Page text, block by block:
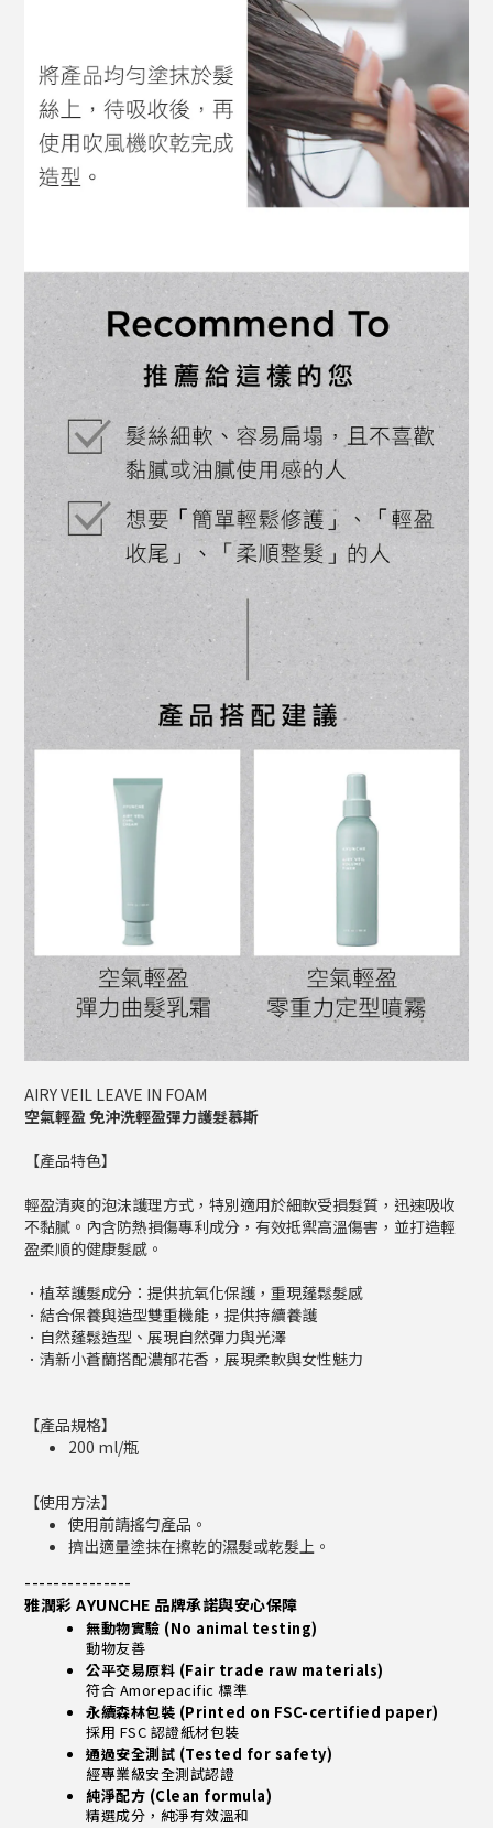
AIRY VEIL LEAVE IN FOAM
空氣輕盈 免沖洗輕盈彈力護髮慕斯
【產品特色】
輕盈清爽的泡沫護理方式，特別適用於細軟受損髮質，迅速吸收
不黏膩。內含防熱損傷專利成分，有效抵禦高溫傷害，並打造輕
盈柔順的健康髮感。
．植萃護髮成分：提供抗氧化保護，重現蓬鬆髮感
．結合保養與造型雙重機能，提供持續養護
．自然蓬鬆造型、展現自然彈力與光澤
．清新小蒼蘭搭配濃郁花香，展現柔軟與女性魅力
【產品規格】
200 ml/瓶
【使用方法】
使用前請搖勻產品。
擠出適量塗抹在擦乾的濕髮或乾髮上。
---------------
雅潤彩 AYUNCHE 品牌承諾與安心保障
無動物實驗 (No animal testing)
動物友善
公平交易原料 (Fair trade raw materials)
符合 Amorepacific 標準
永續森林包裝 (Printed on FSC-certified paper)
採用 FSC 認證紙材包裝
通過安全測試 (Tested for safety)
經專業級安全測試認證
純淨配方 (Clean formula)
精選成分，純淨有效溫和